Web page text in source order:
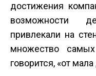
достижения
возможности
привлекали на
множество
говорится, «от